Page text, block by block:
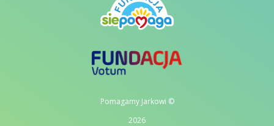
Pomagamy Jarkowi ©
2026